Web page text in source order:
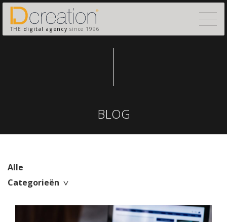
THE digital agency since 1996
BLOG
Alle
Categorieën